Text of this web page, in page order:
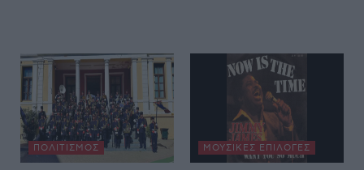
ΠΟΛΙΤΙΣΜΌΣ ΜΟΥΣΙΚΈΣ ΕΠΙΛΟΓΈΣ